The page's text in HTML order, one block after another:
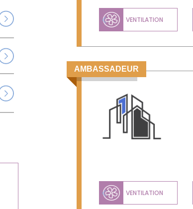
VENTILATION
Previous
AMBASSADEUR
VENTILATION
Previous